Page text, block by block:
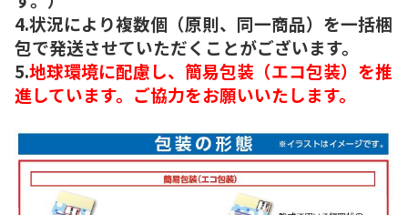
4.状況により複数個（原則、同一商品）を一括梱
包で発送させていただくことがございます。
5.地球環境に配慮し、簡易包装（エコ包装）を推
進しています。ご協力をお願いいたします。